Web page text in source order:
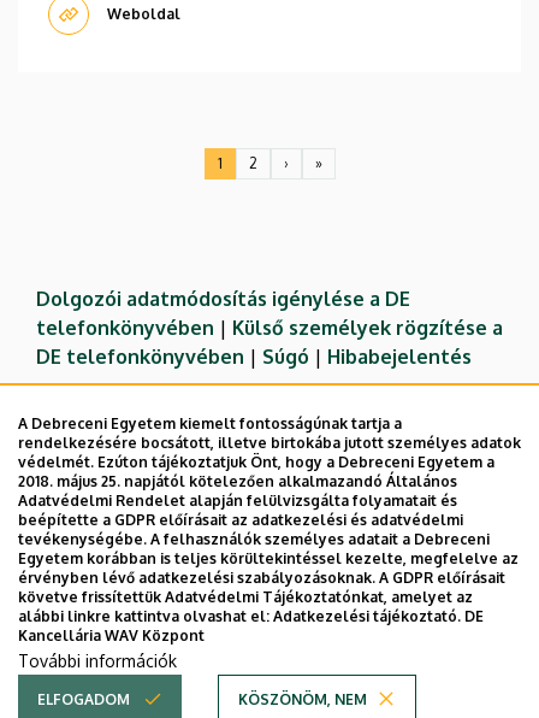
Weboldal
Jelenlegi
1
Oldal
2
Következő
›
Utolsó
»
Dolgozói adatmódosítás igénylése a DE
telefonkönyvében | Külső személyek rögzítése a
DE telefonkönyvében | Súgó | Hibabejelentés
Adatvédelem
Adatvédelem
Copyright © 2026 Unideb
A Debreceni Egyetem kiemelt fontosságúnak tartja a
rendelkezésére bocsátott, illetve birtokába jutott személyes adatok
védelmét. Ezúton tájékoztatjuk Önt, hogy a Debreceni Egyetem a
2018. május 25. napjától kötelezően alkalmazandó Általános
Adatvédelmi Rendelet alapján felülvizsgálta folyamatait és
beépítette a GDPR előírásait az adatkezelési és adatvédelmi
tevékenységébe. A felhasználók személyes adatait a Debreceni
Egyetem korábban is teljes körültekintéssel kezelte, megfelelve az
érvényben lévő adatkezelési szabályozásoknak. A GDPR előírásait
követve frissítettük Adatvédelmi Tájékoztatónkat, amelyet az
alábbi linkre kattintva olvashat el: Adatkezelési tájékoztató. DE
Kancellária WAV Központ
További információk
ELFOGADOM KÖSZÖNÖM, NEM